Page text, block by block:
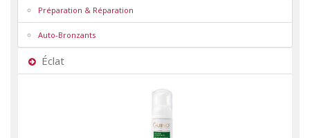
Préparation & Réparation
Auto-Bronzants
Éclat